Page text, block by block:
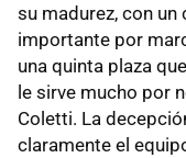
su madurez, con
importante por
una quinta plaza
le sirve mucho por
Coletti. La
claramente el